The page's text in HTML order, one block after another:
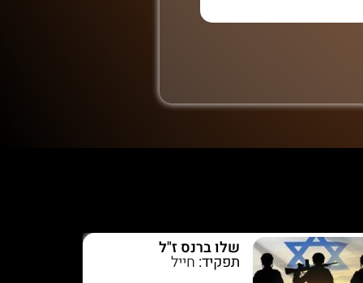
שלו ברנס ז"ל
תפקיד: חייל